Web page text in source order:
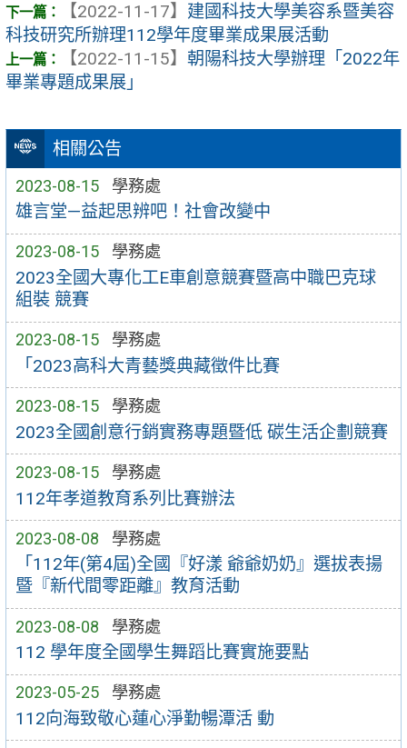
相關公告
2023-08-15 學務處
雄言堂—益起思辨吧！社會改變中
2023-08-15 學務處
2023全國大專化工E車創意競賽暨高中職巴克球
組裝 競賽
2023-08-15 學務處
「2023高科大青藝獎典藏徵件比賽
2023-08-15 學務處
2023全國創意行銷實務專題暨低 碳生活企劃競賽
2023-08-15 學務處
112年孝道教育系列比賽辦法
2023-08-08 學務處
「112年(第4屆)全國『好漾 爺爺奶奶』選拔表揚
暨『新代間零距離』教育活動
2023-08-08 學務處
112 學年度全國學生舞蹈比賽實施要點
2023-05-25 學務處
112向海致敬心蓮心淨勤暢潭活 動
【2022-11-17】 建國科技大學美容系暨美容
科技研究所辦理112學年度畢業成果展活動
【2022-11-15】 朝陽科技大學辦理「2022年
畢業專題成果展」